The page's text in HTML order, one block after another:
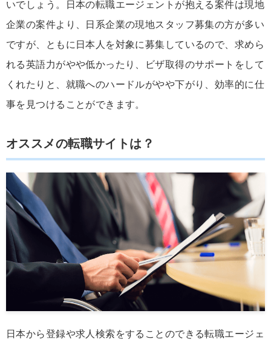
いでしょう。日本の転職エージェントが抱える案件は現地
企業の案件より、日系企業の現地スタッフ募集の方が多い
ですが、ともに日本人を対象に募集しているので、求めら
れる英語力がやや低かったり、ビザ取得のサポートをして
くれたりと、就職へのハードルがやや下がり、効率的に仕
事を見つけることができます。
オススメの転職サイトは？
日本から登録や求人検索をすることのできる転職エージェ